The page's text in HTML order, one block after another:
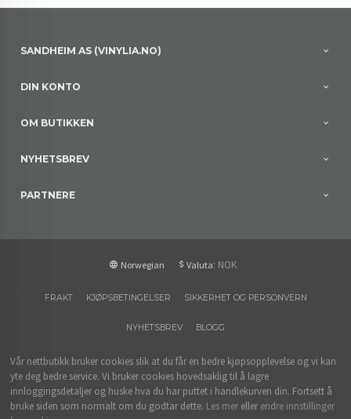
SANDHEIM AS (VINYLIA.NO)
DIN KONTO
OM BUTIKKEN
NYHETSBREV
PARTNERE
Norwegian Valuta: NOK
FRAKT KJØPSBETINGELSER SIKKERHET OG PERSONVERN
NYHETSBREV BLOGG
Vår nettbutikk bruker cookies slik at du får en bedre kjøpsopplevelse og vi kan
yte deg bedre service. Vi bruker cookies hovedsaklig til å lagre
innloggingsdetaljer og huske hva du har puttet i handlekurven din. Fortsett å
bruke siden som normalt om du godtar dette. Les mer eller endre innstillinger